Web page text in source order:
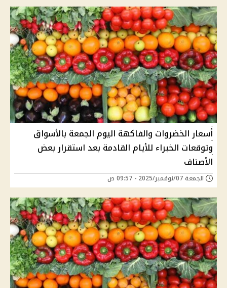
أسعار الخضروات والفاكهة اليوم الجمعة بالأسواق
وتوقعات الخبراء للأيام القادمة بعد استقرار بعض
الأصناف
الجمعة 07/نوفمبر/2025 - 09:57 ص